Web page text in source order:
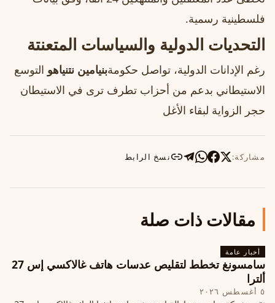
فلسطينية رسمية.
التحديات الدولية والسياسات المتعنتة
رغم الإدانات الدولية، تواصل حكومةبنيامين نتنياهو التوسع
الاستيطاني بدعم من أحزاب تطرف ترى في الاستيطان
حجر الزواية لبقاء الأغل
مشاركة: نسخ الرابط
مقالات ذات صلة
أخبار عامة
سامسونغ تخطط لتقليص عدسات هاتف غالاكسي إس 27
ألترا
٥ أغسطس ٢٠٢٦